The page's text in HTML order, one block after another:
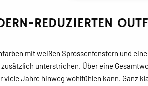
REDUZIERTEN
mit weißen Sprossenfenstern und
unterstrichen. Über eine
Jahre hinweg wohlfühlen kann. Ganz